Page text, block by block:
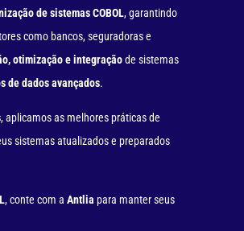
de sistemas COBOL, garantindo
como bancos, seguradoras e
otimização e integraçãode sistemas
de dados avançados.
, aplicamos as melhores práticas de
sistemas atualizados e preparados
, conte com a Antlia para manter seus